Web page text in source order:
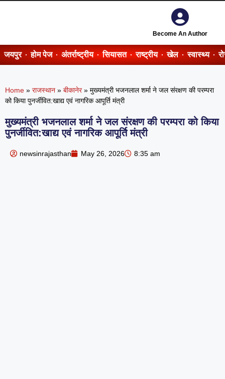
Become An Author
जयपुर होम पेज अंतर्राष्ट्रीय सियासत राष्ट्रीय खेल स्वास्थ्य
Home » राजस्थान » बीकानेर » मुख्यमंत्री भजनलाल शर्मा ने जल संरक्षण की परम्परा
को किया पुनर्जीवित:खाद्य एवं नागरिक आपूर्ति मंत्री
मुख्यमंत्री भजनलाल शर्मा ने जल संरक्षण की परम्परा को किया
पुनर्जीवित:खाद्य एवं नागरिक आपूर्ति मंत्री
newsinrajasthan May 26, 2026 8:35 am